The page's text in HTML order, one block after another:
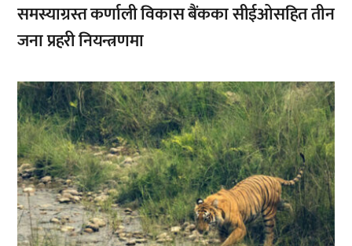
समस्याग्रस्त कर्णाली विकास बैंकका सीईओसहित तीन
जना प्रहरी नियन्त्रणमा
,